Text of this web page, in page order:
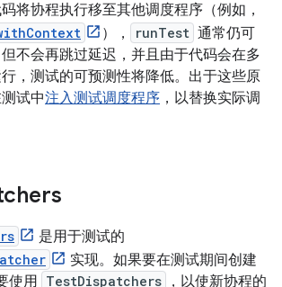
将协程执行移至其他调度程序（例如，
）， runTest 通常仍可
不会再跳过延迟，并且由于代码会在多
，测试的可预测性将降低。出于这些原
试中注入测试调度程序 ，以替换实际调
是用于测试的
实现。如果要在测试期间创建
使用 TestDispatchers
，以使新协程的